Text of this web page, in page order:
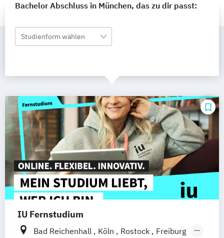
Bachelor Abschluss in München, das zu dir passt:
Studienform wählen
IU Fernstudium
Bad Reichenhall Köln Rostock
Freiburg